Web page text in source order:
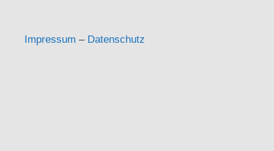
Impressum – Datenschutz